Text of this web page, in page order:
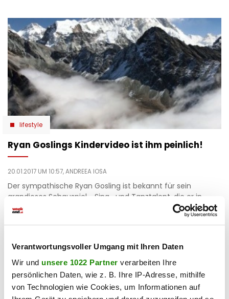
Verantwortungsvoller Umgang mit Ihren Daten
Wir und unsere 1022 Partner verarbeiten Ihre
persönlichen Daten, wie z. B. Ihre IP-Adresse, mithilfe
von Technologien wie Cookies, um Informationen auf
lifestyle
Ryan Goslings Kindervideo ist ihm peinlich!
20.01.2017 UM 10:57,ANDREEA IOSA
Der sympathische Ryan Gosling ist bekannt für sein
grandioses Schauspiel-, Sing- und Tanztalent, die er in
seinen Filmen immer wieder zu Beweis stellt. Doch es…